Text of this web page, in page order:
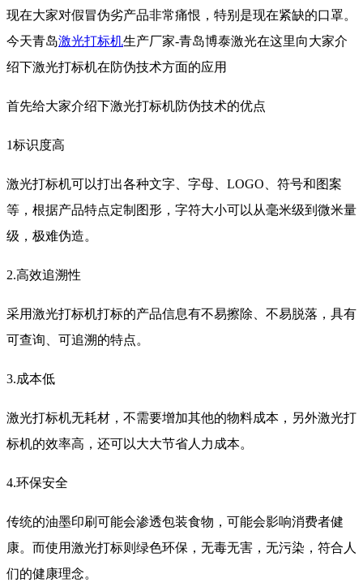
现在大家对假冒伪劣产品非常痛恨，特别是现在紧缺的口罩。
今天青岛激光打标机生产厂家-青岛博泰激光在这里向大家介
绍下激光打标机在防伪技术方面的应用
首先给大家介绍下激光打标机防伪技术的优点
1标识度高
激光打标机可以打出各种文字、字母、LOGO、符号和图案
等，根据产品特点定制图形，字符大小可以从毫米级到微米量
级，极难伪造。
2.高效追溯性
采用激光打标机打标的产品信息有不易擦除、不易脱落，具有
可查询、可追溯的特点。
3.成本低
激光打标机无耗材，不需要增加其他的物料成本，另外激光打
标机的效率高，还可以大大节省人力成本。
4.环保安全
传统的油墨印刷可能会渗透包装食物，可能会影响消费者健
康。而使用激光打标则绿色环保，无毒无害，无污染，符合人
们的健康理念。